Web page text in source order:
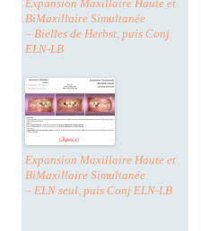
Expansion Maxillaire Haute et
BiMaxillaire Simultanée
– Bielles de Herbst, puis Conj
ELN-LB
Expansion Maxillaire Haute et
BiMaxillaire Simultanée
– ELN seul, puis Conj ELN-LB